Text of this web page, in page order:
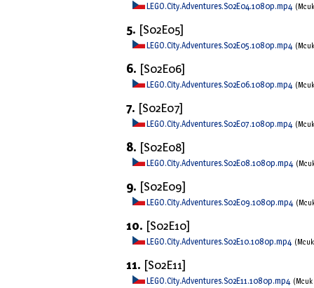
LEGO.City.Adventures.S02E04.1080p.mp4 (Mcuk
5. [S02E05]
LEGO.City.Adventures.S02E05.1080p.mp4 (Mcuk
6. [S02E06]
LEGO.City.Adventures.S02E06.1080p.mp4 (Mcuk
7. [S02E07]
LEGO.City.Adventures.S02E07.1080p.mp4 (Mcuk
8. [S02E08]
LEGO.City.Adventures.S02E08.1080p.mp4
9. [S02E09]
LEGO.City.Adventures.S02E09.1080p.mp4
10. [S02E10]
LEGO.City.Adventures.S02E10.1080p.mp4 (Mcuk
11. [S02E11]
LEGO.City.Adventures.S02E11.1080p.mp4 (Mcuk